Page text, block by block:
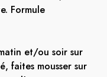
Formule
et/ou soir sur
faites mousser sur